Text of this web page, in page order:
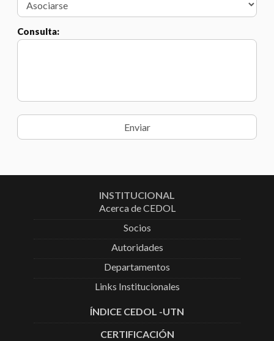
Consulta:
INSTITUCIONAL
Acerca de CEDOL
Socios
Autoridades
Departamentos
Links Institucionales
ÍNDICE CEDOL -UTN
CERTIFICACIÓN